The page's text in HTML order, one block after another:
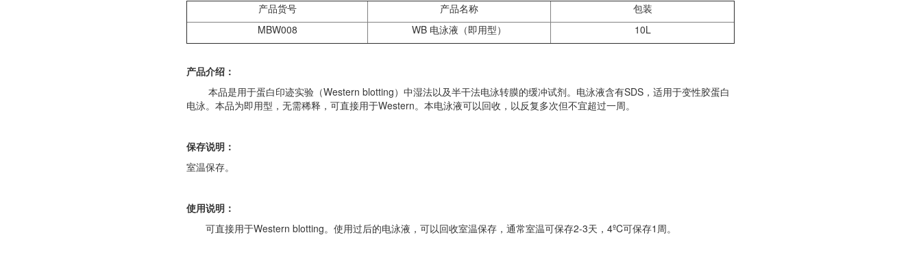
产品货号 产品名称
包装
MBW008
WB 电泳液（即用型） 10L
产品介绍 ：
本品是用于蛋白印迹实验（Western blotting）中湿法以及半干法电泳转膜的缓冲试剂。电泳液含有SDS，适用于变性胶蛋白
电泳。本品为即用型，无需稀释，可直接用于Western。本电泳液可以回收，以反复多次但不宜超过一周。
保存说明：
室温保存。
使用说明：
可直接用于Western blotting。使用过后的电泳液，可以回收室温保存，通常室温可保存2-3天，4ºC可保存1周。